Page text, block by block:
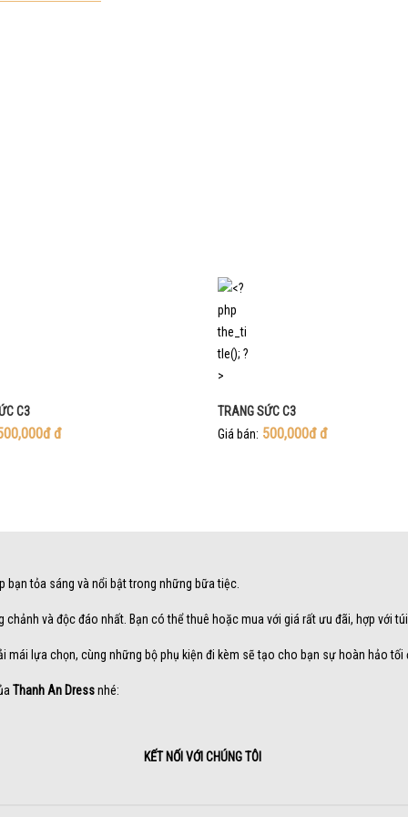
C3
đ
TRANG SỨC C3
Giá bán: 500,000đđ
bạn tỏa sáng và nổi bật trong những bữa tiệc.
chảnh và độc đáo nhất. Bạn có thể thuê hoặc mua với giá rất ưu đãi, hợp với
mái lựa chọn, cùng những bộ phụ kiện đi kèm sẽ tạo cho bạn sự hoàn hảo tối
Thanh An Dressnhé:
KẾT NỐI VỚI CHÚNG TÔI